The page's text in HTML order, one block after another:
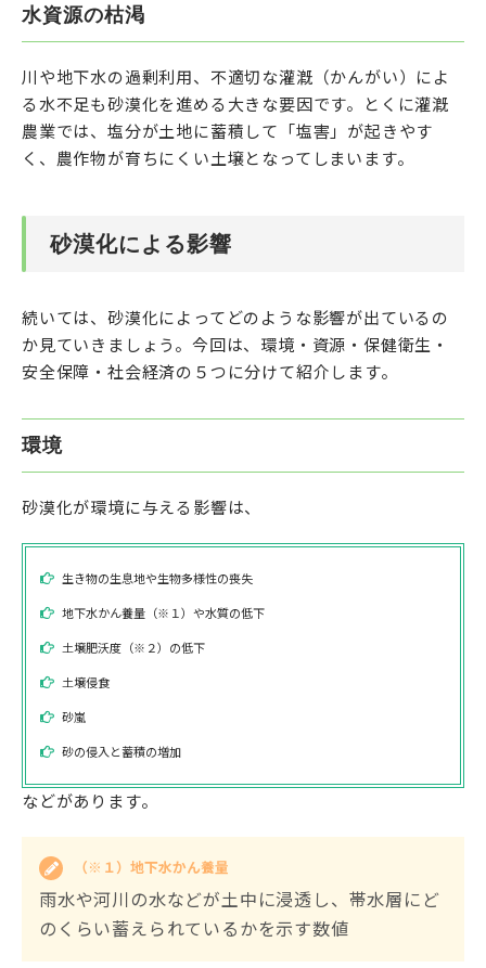
水資源の枯渇
川や地下水の過剰利用、不適切な灌漑（かんがい）によ
る水不足も砂漠化を進める大きな要因です。とくに灌漑
農業では、塩分が土地に蓄積して「塩害」が起きやす
く、農作物が育ちにくい土壌となってしまいます。
砂漠化による影響
続いては、砂漠化によってどのような影響が出ているの
か見ていきましょう。今回は、環境・資源・保健衛生・
安全保障・社会経済の５つに分けて紹介します。
環境
砂漠化が環境に与える影響は、
生き物の生息地や生物多様性の喪失
地下水かん養量（※１）や水質の低下
土壌肥沃度（※２）の低下
土壌侵食
砂嵐
砂の侵入と蓄積の増加
などがあります。
（※１）地下水かん養量
雨水や河川の水などが土中に浸透し、帯水層にど
のくらい蓄えられているかを示す数値